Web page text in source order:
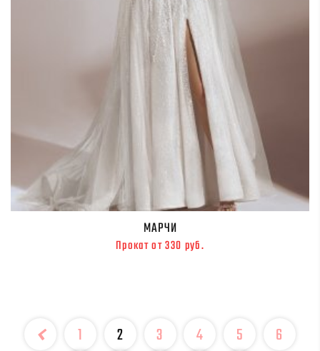
МАРЧИ
Прокат от 330 руб.
1 2 3 4 5
6